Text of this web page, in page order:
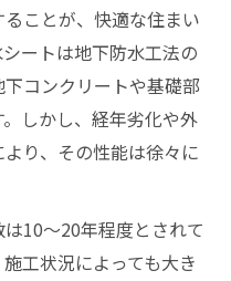
ことが、快適な住まい
ートは地下防水工法の
コンクリートや基礎部
しかし、経年劣化や外
り、その性能は徐々に
10～20年程度とされて
工状況によっても大き